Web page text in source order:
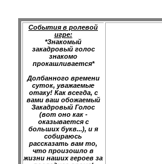
События в ролевой
игре:
*Знакомый
закадровый голос
знакомо
прокашливается*
Долбанного времени
суток, уважаемые
отаку! Как всегда, с
вами ваш обожаемый
Закадровый Голос
(вот оно как -
оказывается с
больших букв...), и я
собираюсь
рассказать вам то,
что произошло в
жизни наших героев за